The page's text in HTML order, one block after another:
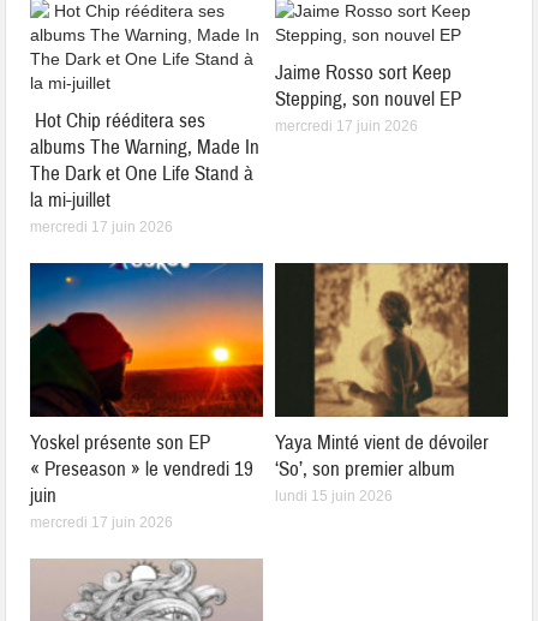
Hot Chip rééditera ses
albums The Warning, Made In
The Dark et One Life Stand à
la mi-juillet
mercredi 17 juin 2026
Jaime Rosso sort Keep
Stepping, son nouvel EP
mercredi 17 juin 2026
Yoskel présente son EP
« Preseason » le vendredi 19
juin
mercredi 17 juin 2026
Yaya Minté vient de dévoiler
‘So’, son premier album
lundi 15 juin 2026